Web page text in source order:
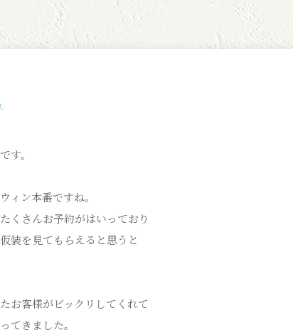
す。
ィン本番ですね。
くさんお予約がはいっており
装を見てもらえると思うと
お客様がビックリしてくれて
てきました。